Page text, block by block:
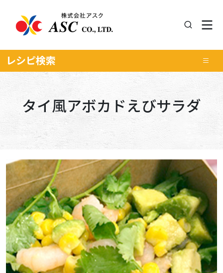
レシピ検索
タイ風アボカドえびサラダ